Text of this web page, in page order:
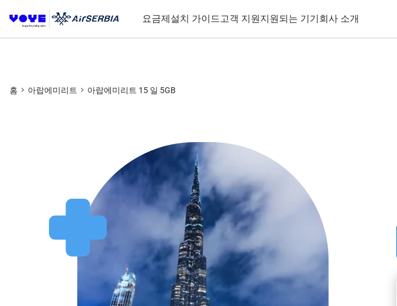
요금제설치 가이드고객 지원지원되는 기기회사 소개
홈 아랍에미리트 아랍에미리트 15 일 5GB